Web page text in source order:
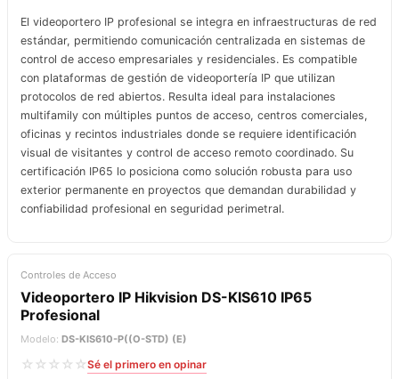
El videoportero IP profesional se integra en infraestructuras de red
estándar, permitiendo comunicación centralizada en sistemas de
control de acceso empresariales y residenciales. Es compatible
con plataformas de gestión de videoportería IP que utilizan
protocolos de red abiertos. Resulta ideal para instalaciones
multifamily con múltiples puntos de acceso, centros comerciales,
oficinas y recintos industriales donde se requiere identificación
visual de visitantes y control de acceso remoto coordinado. Su
certificación IP65 lo posiciona como solución robusta para uso
exterior permanente en proyectos que demandan durabilidad y
confiabilidad profesional en seguridad perimetral.
Controles de Acceso
Videoportero IP Hikvision DS-KIS610 IP65
Profesional
Modelo: DS-KIS610-P((O-STD) (E)
☆☆☆☆☆Sé el primero en opinar